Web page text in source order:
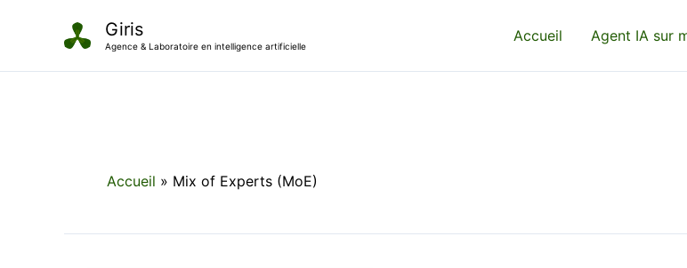
Giris
Agence & Laboratoire en intelligence artificielle
Accueil Agent IA sur
Accueil Mix of Experts (MoE)